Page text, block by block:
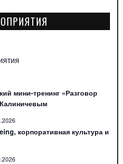
мини-тренинг «Разговор
корпоративная культура и